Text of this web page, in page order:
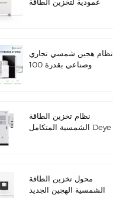
عمودية لتخزين الطاقة
نظام هجين شمسي تجاري
وصناعي بقدرة 100
نظام تخزين الطاقة
الشمسية المتكامل Deye
الخارجي، بجهد 51.2 فولت
وسعة 100 أمبير/ساعة.
محول تخزين الطاقة
الشمسية الهجين الجديد